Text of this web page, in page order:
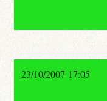
23/10/2007 17:05